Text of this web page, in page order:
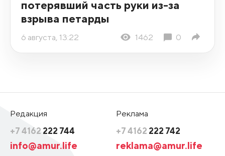
потерявший часть руки из-за
взрыва петарды
6 августа, 13:22 1462 0
Редакция
+7 4162 222 744
info@amur.life
Реклама
+7 4162 222 742
reklama@amur.life